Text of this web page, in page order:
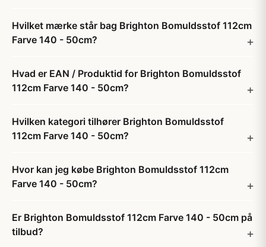
Hvilket mærke står bag Brighton Bomuldsstof 112cm
Farve 140 - 50cm?
Hvad er EAN / Produktid for Brighton Bomuldsstof
112cm Farve 140 - 50cm?
Hvilken kategori tilhører Brighton Bomuldsstof
112cm Farve 140 - 50cm?
Hvor kan jeg købe Brighton Bomuldsstof 112cm
Farve 140 - 50cm?
Er Brighton Bomuldsstof 112cm Farve 140 - 50cm på
tilbud?